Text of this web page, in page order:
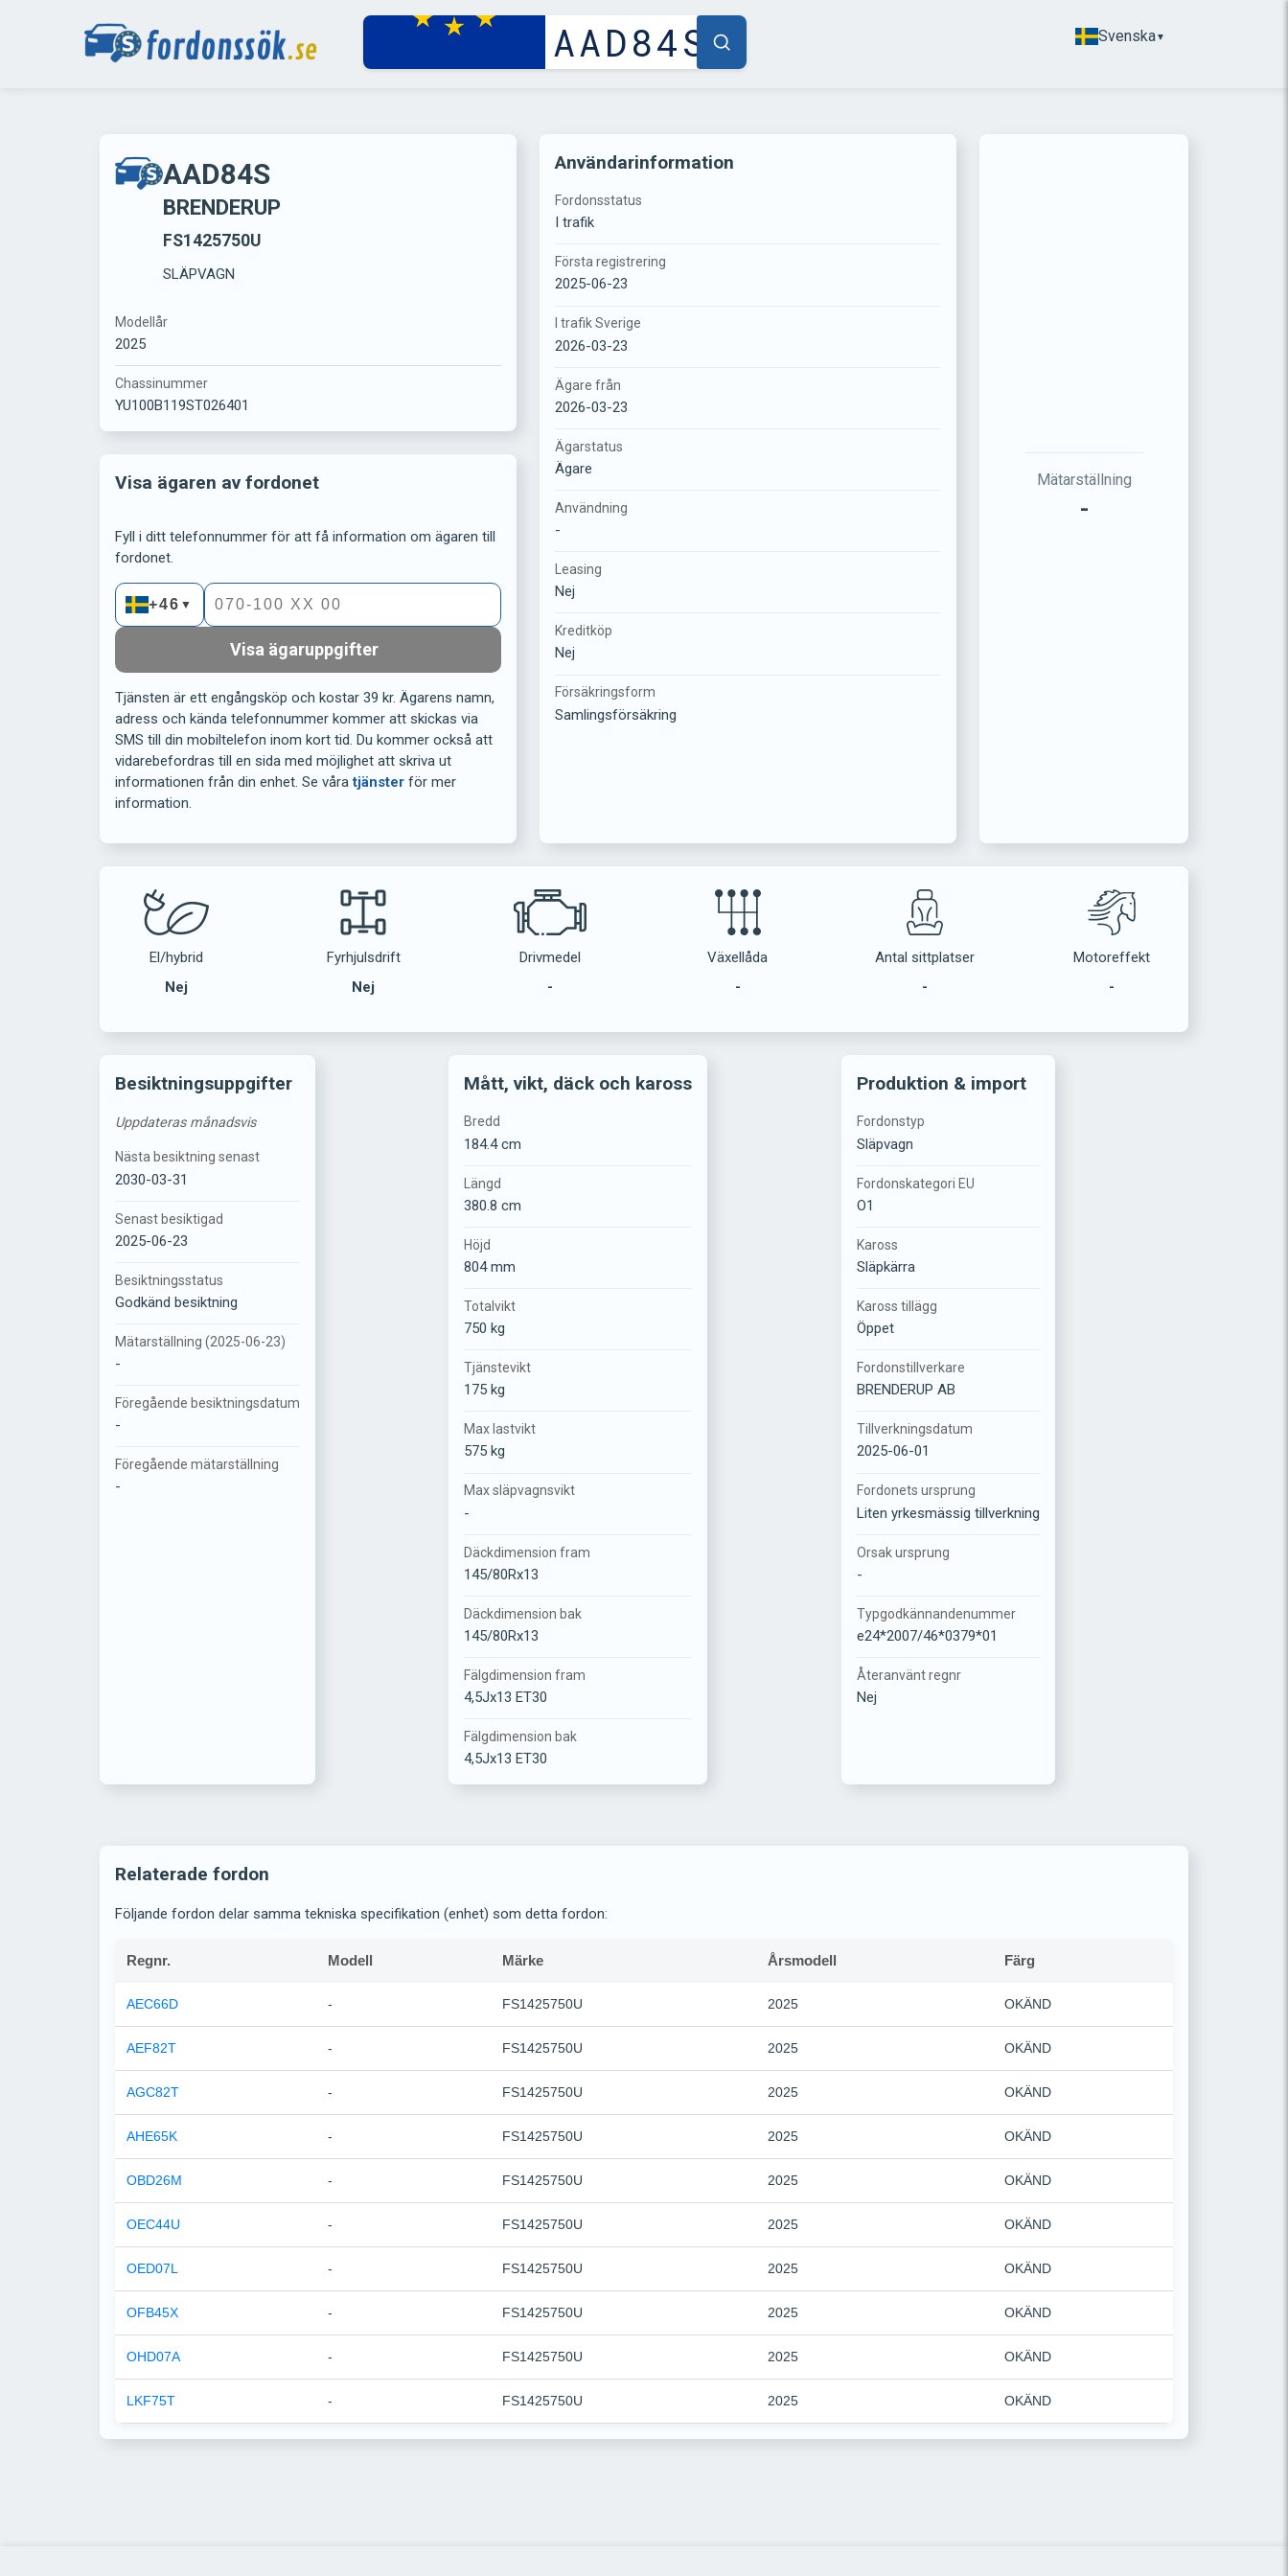
Svenska▼
AAD84S
BRENDERUP
FS1425750U
SLÄPVAGN
Modellår
2025
Chassinummer
YU100B119ST026401
Visa ägaren av fordonet
Fyll i ditt telefonnummer för att få information om ägaren till
fordonet.
+46 ▼
Visa ägaruppgifter
Tjänsten är ett engångsköp och kostar 39 kr. Ägarens namn,
adress och kända telefonnummer kommer att skickas via
SMS till din mobiltelefon inom kort tid. Du kommer också att
vidarebefordras till en sida med möjlighet att skriva ut
informationen från din enhet. Se våratjänster för mer
information.
Användarinformation
Fordonsstatus
I trafik
Första registrering
2025-06-23
I trafik Sverige
2026-03-23
Ägare från
2026-03-23
Ägarstatus
Ägare
Användning
-
Leasing
Nej
Kreditköp
Nej
Försäkringsform
Samlingsförsäkring
Mätarställning
-
El/hybrid
Nej
Fyrhjulsdrift
Nej
Drivmedel
-
Växellåda
-
Antal sittplatser
-
Motoreffekt
-
Besiktningsuppgifter
Uppdateras månadsvis
Nästa besiktning senast
2030-03-31
Senast besiktigad
2025-06-23
Besiktningsstatus
Godkänd besiktning
Mätarställning (2025-06-23)
-
Föregående besiktningsdatum
-
Föregående mätarställning
-
Mått, vikt, däck och kaross
Bredd
184.4 cm
Längd
380.8 cm
Höjd
804 mm
Totalvikt
750 kg
Tjänstevikt
175 kg
Max lastvikt
575 kg
Max släpvagnsvikt
-
Däckdimension fram
145/80Rx13
Däckdimension bak
145/80Rx13
Fälgdimension fram
4,5Jx13 ET30
Fälgdimension bak
4,5Jx13 ET30
Produktion & import
Fordonstyp
Släpvagn
Fordonskategori EU
O1
Kaross
Släpkärra
Kaross tillägg
Öppet
Fordonstillverkare
BRENDERUP AB
Tillverkningsdatum
2025-06-01
Fordonets ursprung
Liten yrkesmässig tillverkning
Orsak ursprung
-
Typgodkännandenummer
e24*2007/46*0379*01
Återanvänt regnr
Nej
Relaterade fordon
Följande fordon delar samma tekniska specifikation (enhet) som detta fordon:
Regnr. Modell Märke Årsmodell Färg
AEC66D - FS1425750U 2025 OKÄND
AEF82T - FS1425750U 2025 OKÄND
AGC82T - FS1425750U 2025 OKÄND
AHE65K - FS1425750U 2025 OKÄND
OBD26M - FS1425750U 2025 OKÄND
OEC44U - FS1425750U 2025 OKÄND
OED07L - FS1425750U 2025 OKÄND
OFB45X - FS1425750U 2025 OKÄND
OHD07A - FS1425750U 2025 OKÄND
LKF75T - FS1425750U 2025 OKÄND